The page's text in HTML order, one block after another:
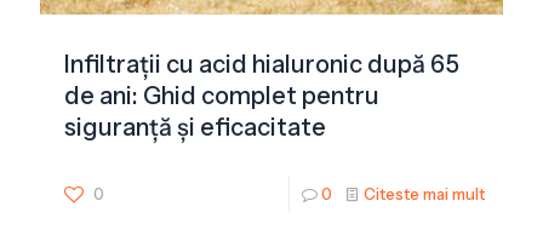
Infiltrații cu acid hialuronic după 65
de ani: Ghid complet pentru
siguranță și eficacitate
0 0 Citeste mai mult